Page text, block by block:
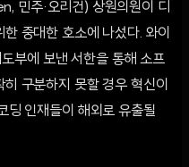
민주·오리건) 상원의원이 디
중대한 호소에 나섰다. 와이
부에 보낸 서한을 통해 소프
구분하지 못할 경우 혁신이
딩 인재들이 해외로 유출될